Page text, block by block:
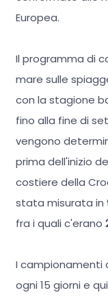
Europea.
Il programma di
mare sulle
con la stagione
fino alla fine di
vengono
prima dell'inizio
costiere della
stata misurata in
fra i quali c'erano
I campionamenti
ogni 15 giorni e